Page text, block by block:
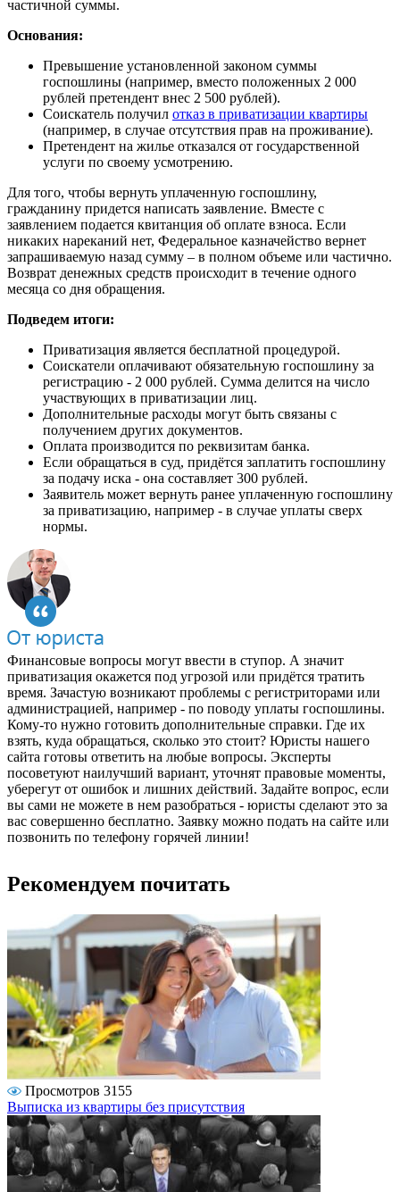
частичной суммы.
Основания:
Превышение установленной законом суммы
госпошлины (например, вместо положенных 2 000
рублей претендент внес 2 500 рублей).
Соискатель получил отказ в приватизации квартиры
(например, в случае отсутствия прав на проживание).
Претендент на жилье отказался от государственной
услуги по своему усмотрению.
Для того, чтобы вернуть уплаченную госпошлину,
гражданину придется написать заявление. Вместе с
заявлением подается квитанция об оплате взноса. Если
никаких нареканий нет, Федеральное казначейство вернет
запрашиваемую назад сумму – в полном объеме или частично.
Возврат денежных средств происходит в течение одного
месяца со дня обращения.
Подведем итоги:
Приватизация является бесплатной процедурой.
Соискатели оплачивают обязательную госпошлину за
регистрацию - 2 000 рублей. Сумма делится на число
участвующих в приватизации лиц.
Дополнительные расходы могут быть связаны с
получением других документов.
Оплата производится по реквизитам банка.
Если обращаться в суд, придётся заплатить госпошлину
за подачу иска - она составляет 300 рублей.
Заявитель может вернуть ранее уплаченную госпошлину
за приватизацию, например - в случае уплаты сверх
нормы.
Финансовые вопросы могут ввести в ступор. А значит
приватизация окажется под угрозой или придётся тратить
время. Зачастую возникают проблемы с регистриторами или
администрацией, например - по поводу уплаты госпошлины.
Кому-то нужно готовить дополнительные справки. Где их
взять, куда обращаться, сколько это стоит? Юристы нашего
сайта готовы ответить на любые вопросы. Эксперты
посоветуют наилучший вариант, уточнят правовые моменты,
уберегут от ошибок и лишних действий. Задайте вопрос, если
вы сами не можете в нем разобраться - юристы сделают это за
вас совершенно бесплатно. Заявку можно подать на сайте или
позвонить по телефону горячей линии!
Рекомендуем почитать
Просмотров 3155
Выписка из квартиры без присутствия